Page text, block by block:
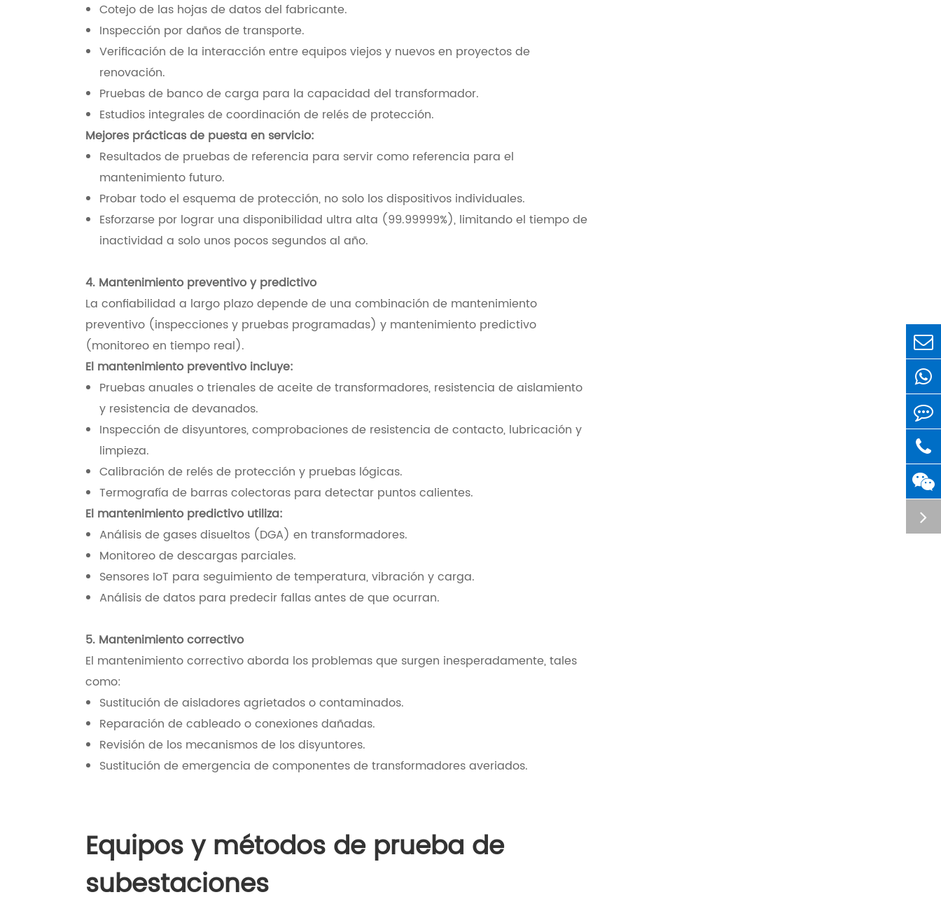
Cotejo de las hojas de datos del fabricante.
Inspección por daños de transporte.
Verificación de la interacción entre equipos viejos y nuevos en proyectos de
renovación.
Pruebas de banco de carga para la capacidad del transformador.
Estudios integrales de coordinación de relés de protección.
Mejores prácticas de puesta en servicio:
Resultados de pruebas de referencia para servir como referencia para el
mantenimiento futuro.
Probar todo el esquema de protección, no solo los dispositivos individuales.
Esforzarse por lograr una disponibilidad ultra alta (99.99999%), limitando el tiempo de
inactividad a solo unos pocos segundos al año.
4. Mantenimiento preventivo y predictivo
La confiabilidad a largo plazo depende de una combinación de mantenimiento
preventivo (inspecciones y pruebas programadas) y mantenimiento predictivo
(monitoreo en tiempo real).
El mantenimiento preventivo incluye:
Pruebas anuales o trienales de aceite de transformadores, resistencia de aislamiento
y resistencia de devanados.
Inspección de disyuntores, comprobaciones de resistencia de contacto, lubricación y
limpieza.
Calibración de relés de protección y pruebas lógicas.
Termografía de barras colectoras para detectar puntos calientes.
El mantenimiento predictivo utiliza:
Análisis de gases disueltos (DGA) en transformadores.
Monitoreo de descargas parciales.
Sensores IoT para seguimiento de temperatura, vibración y carga.
Análisis de datos para predecir fallas antes de que ocurran.
5. Mantenimiento correctivo
El mantenimiento correctivo aborda los problemas que surgen inesperadamente, tales
como:
Sustitución de aisladores agrietados o contaminados.
Reparación de cableado o conexiones dañadas.
Revisión de los mecanismos de los disyuntores.
Sustitución de emergencia de componentes de transformadores averiados.
Equipos y métodos de prueba de
subestaciones